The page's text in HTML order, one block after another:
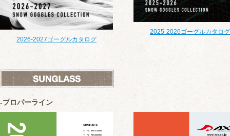
2026-2027ゴーグルカタログ
2025-2026ゴーグルカタログ
プロパーライン